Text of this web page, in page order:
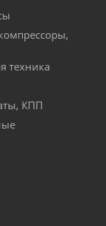
техника
КПП